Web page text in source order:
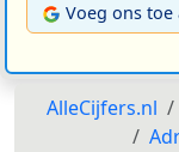
Voeg ons
AlleCijfers.nl